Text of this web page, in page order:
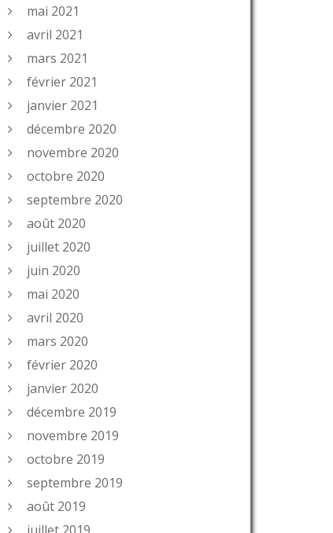
mai 2021
avril 2021
mars 2021
février 2021
janvier 2021
décembre 2020
novembre 2020
octobre 2020
septembre 2020
août 2020
juillet 2020
juin 2020
mai 2020
avril 2020
mars 2020
février 2020
janvier 2020
décembre 2019
novembre 2019
octobre 2019
septembre 2019
août 2019